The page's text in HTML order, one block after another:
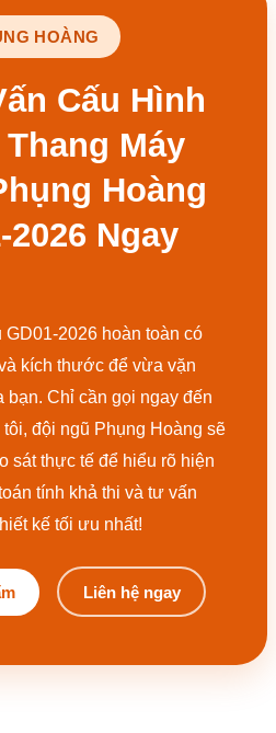
HOÀNG
Cấu Hình
Máy
Hoàng
2026 Ngay
2026 hoàn toàn có
kích thước để vừa vặn
bạn. Chỉ cần gọi ngay đến
đội ngũ Phụng Hoàng sẽ
sát thực tế để hiểu rõ hiện
tính khả thi và tư vấn
kế tối ưu nhất!
Liên hệ ngay